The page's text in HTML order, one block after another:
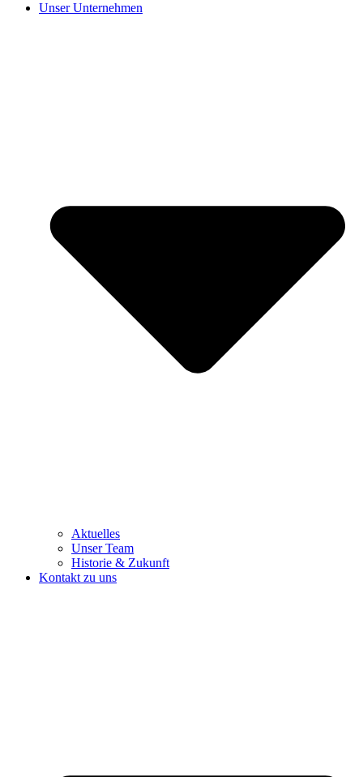
Unser Unternehmen
Aktuelles
Unser Team
Historie & Zukunft
Kontakt zu uns